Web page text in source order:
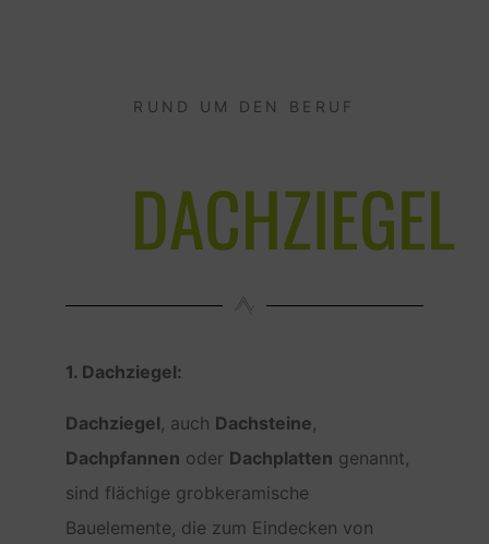
RUND UM DEN BERUF
DACHZIEGEL
1. Dachziegel:
Dachziegel, auch Dachsteine,
Dachpfannen oder Dachplatten genannt,
sind flächige grobkeramische
Bauelemente, die zum Eindecken von